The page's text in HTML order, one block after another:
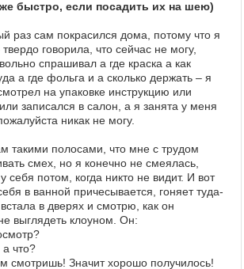
быстро, если посадить их на шею)
раз сам покрасился дома, потому что я
говорила, что сейчас не могу,
спрашивал а где краска а как
а где фольга и а сколько держать – я
на упаковке инструкцию или
записался в салон, а я занята у меня
никак не могу.
такими полосами, что мне с трудом
смех, но я конечно не смеялась,
себя потом, когда никто не видит. И вот
в ванной причесывается, гоняет туда-
в дверях и смотрю, как он
выглядеть клоуном. Он:
что?
смотришь! Значит хорошо получилось!